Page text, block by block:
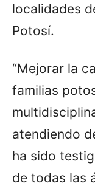
localidades
Potosí.
“Mejorar la
familias
atendiendo
ha sido
de todas las